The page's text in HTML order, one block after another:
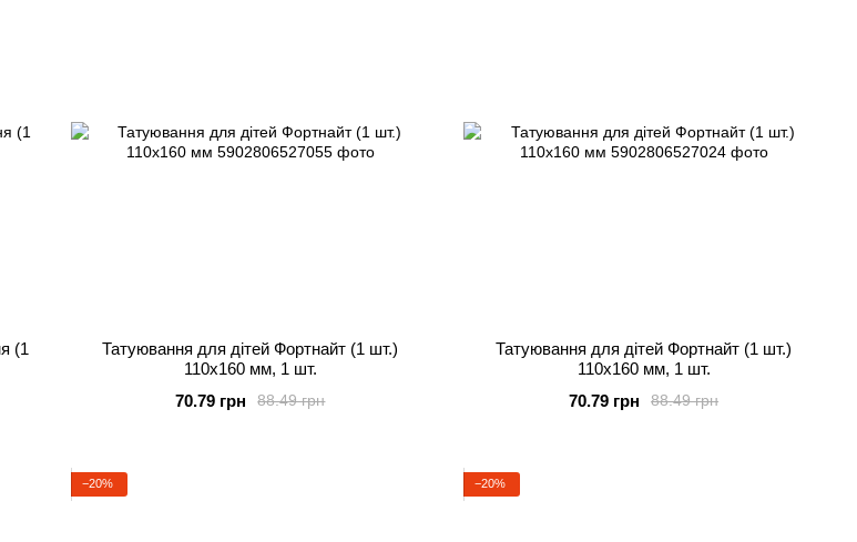
(1
Татуювання для дітей Фортнайт (1 шт.)
110х160 мм, 1 шт.
88.49 грн
70.79 грн
Татуювання для дітей Фортнайт (1 шт.)
110х160 мм, 1 шт.
88.49 грн
70.79 грн
−20% −20%